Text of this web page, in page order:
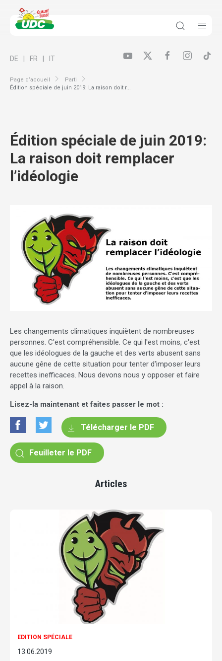
Page d’accueil
Parti
Édition spéciale de juin 2019: La raison doit r...
DE FR IT
Édition spéciale de juin 2019:
La raison doit remplacer
l’idéologie
Les changements climatiques inquiètent de nombreuses
personnes. C'est compréhensible. Ce qui l'est moins, c'est
que les idéologues de la gauche et des verts abusent sans
aucune gêne de cette situation pour tenter d'imposer leurs
recettes inefficaces. Nous devons nous y opposer et faire
appel à la raison.
Lisez-la maintenant et faites passer le mot :
Télécharger le PDF
Feuilleter le PDF
Articles
EDITION SPÉCIALE
13.06.2019